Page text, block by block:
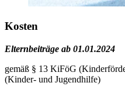
Kosten
Elternbeiträge ab 01.01.2024
gemäß § 13 KiFöG
(Kinder- und Jugendhilfe)